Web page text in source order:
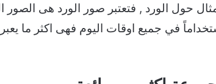
حول الورد , فتعتبر صور الورد هى الصور
في جميع اوقات اليوم فهى اكثر ما